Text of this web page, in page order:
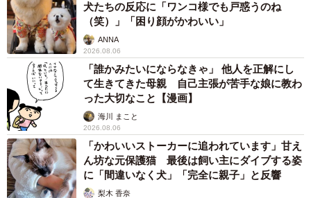
犬たちの反応に「ワンコ様でも戸惑うのね
（笑）」「困り顔がかわいい」
ANNA
2026.08.06
「誰かみたいにならなきゃ」 他人を正解にし
て生きてきた母親 自己主張が苦手な娘に教わ
った大切なこと【漫画】
海川 まこと
2026.08.06
「かわいいストーカーに追われています」甘え
ん坊な元保護猫 最後は飼い主にダイブする姿
に「間違いなく犬」「完全に親子」と反響
梨木 香奈